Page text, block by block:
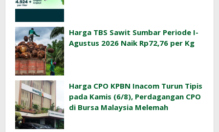
Harga TBS Sawit Sumbar Periode I-
Agustus 2026 Naik Rp72,76 per Kg
Harga CPO KPBN Inacom Turun Tipis
pada Kamis (6/8), Perdagangan CPO
di Bursa Malaysia Melemah